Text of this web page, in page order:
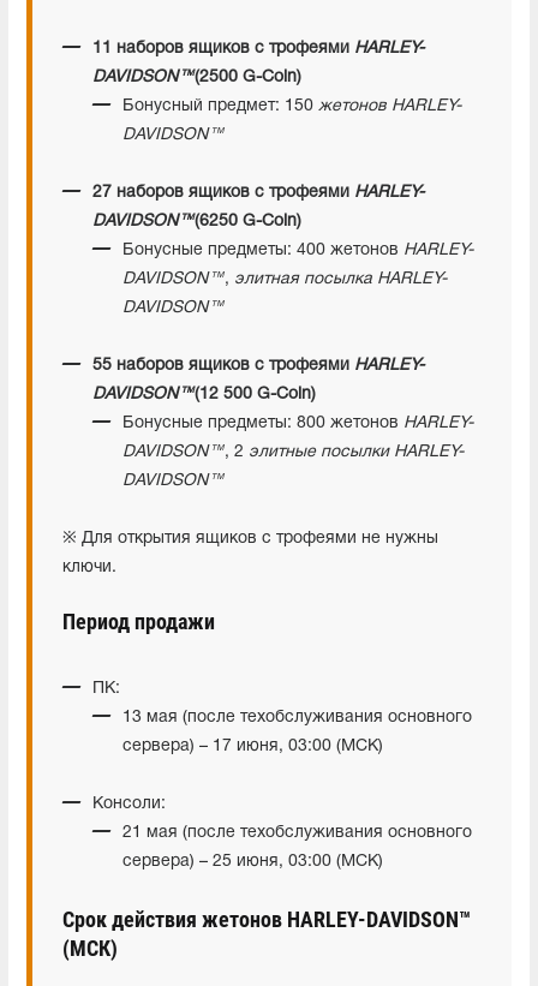
11 наборов ящиков с трофеями HARLEY-
DAVIDSON™(2500 G-Coin)
Бонусный предмет: 150 жетонов HARLEY-
DAVIDSON™
27 наборов ящиков с трофеями HARLEY-
DAVIDSON™(6250 G-Coin)
Бонусные предметы: 400 жетонов HARLEY-
DAVIDSON™, элитная посылка HARLEY-
DAVIDSON™
55 наборов ящиков с трофеями HARLEY-
DAVIDSON™(12 500 G-Coin)
Бонусные предметы: 800 жетонов HARLEY-
DAVIDSON™, 2 элитные посылки HARLEY-
DAVIDSON™
※ Для открытия ящиков с трофеями не нужны
ключи.
Период продажи
ПК:
13 мая (после техобслуживания основного
сервера) – 17 июня, 03:00 (МСК)
Консоли:
21 мая (после техобслуживания основного
сервера) – 25 июня, 03:00 (МСК)
Срок действия жетонов HARLEY-DAVIDSON™
(МСК)